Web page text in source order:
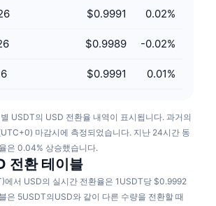
$0.9991 0.02%
$0.9989 -0.02%
$0.9991 0.01%
USDT의 USD 전환율 내역이 표시됩니다. 과거의
마감시에 측정되었습니다. 지난 24시간 동
은 0.04% 상승했습니다.
전환 테이블
에서 USD의 실시간 전환율은 1USDT당 $0.9992
은 5USDT의USD와 같이 다른 수량을 전환할 때